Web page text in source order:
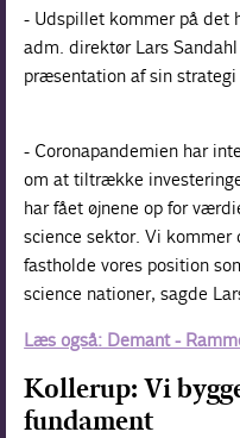
- Udspillet kommer på det
adm. direktør Lars
præsentation af sin
- Coronapandemien har
om at tiltrække
har fået øjnene op for
science sektor. Vi
fastholde vores position
science nationer, sagde
Læs også: Demant -
Kollerup: Vi
fundament